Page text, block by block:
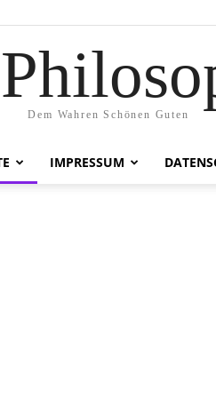
Dem Wahren Schönen Guten
IMPRESSUM